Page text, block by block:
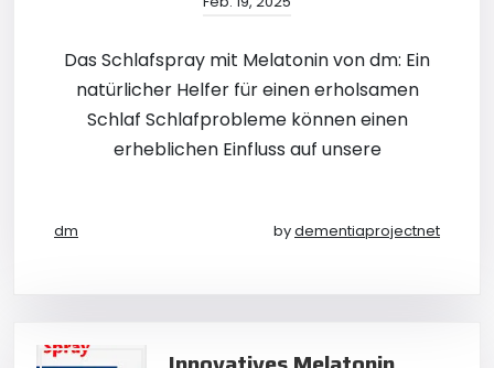
Das Schlafspray mit Melatonin von dm: Ein
natürlicher Helfer für einen erholsamen
Schlaf Schlafprobleme können einen
erheblichen Einfluss auf unsere
dm bydementiaprojectnet